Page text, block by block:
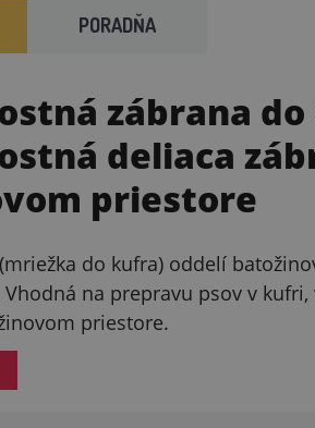
PORADŇA
zábrana do
deliaca
priestore
do kufra) oddelí
na prepravu psov v
priestore.